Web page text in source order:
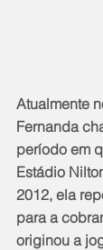
Atualmente
Fernanda
período em
Estádio
2012, ela
para a
originou a